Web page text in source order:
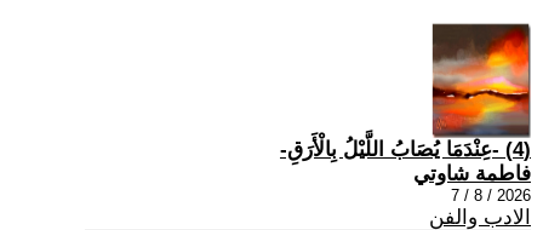
(4) -عِنْدَمَا يُصَابُ اللَّيْلُ بِالْأَرَقِ-
فاطمة شاوتي
2026 / 8 / 7
الادب والفن